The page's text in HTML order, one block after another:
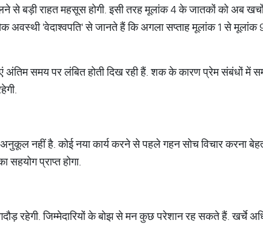
से बड़ी राहत महसूस होगी. इसी तरह मूलांक 4 के जातकों को अब
अवस्थी 'वेदाश्वपति' से जानते हैं कि अगला सप्ताह मूलांक 1 से
अंतिम समय पर लंबित होती दिख रही हैं. शक के कारण प्रेम संबंधों में
नहीं है. कोई नया कार्य करने से पहले गहन सोच विचार करना
सहयोग प्राप्त होगा.
रहेगी. जिम्मेदारियों के बोझ से मन कुछ परेशान रह सकते हैं. खर्चे